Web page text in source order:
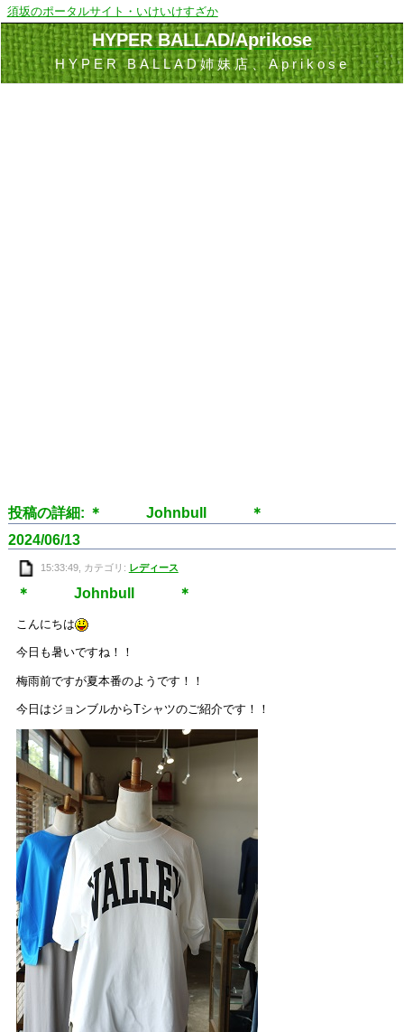
須坂のポータルサイト・いけいけすざか
HYPER BALLAD/Aprikose
HYPER BALLAD姉妹店、Aprikose
投稿の詳細: ＊ Johnbull ＊
2024/06/13
15:33:49, カテゴリ: レディース
＊ Johnbull ＊
こんにちは
今日も暑いですね！！
梅雨前ですが夏本番のようです！！
今日はジョンブルからTシャツのご紹介です！！